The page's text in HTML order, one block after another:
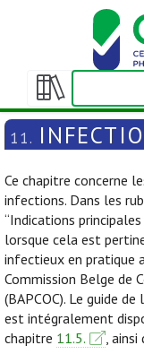
Afficher/masquer
la
table
matières
11.
Ce chapitre concerne
infections. Dans les
“Indications
lorsque cela est
infectieux en pratique
Commission Belge de
(BAPCOC). Le guide
est intégralement
chapitre 11.5. , ainsi